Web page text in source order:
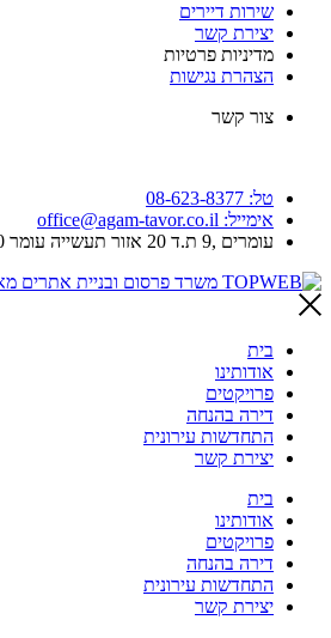
שירות דיירים
יצירת קשר
מדיניות פרטיות
הצהרת נגישות
צור קשר
טל: 08-623-8377
אימייל: office@agam-tavor.co.il
עומרים ,9 ת.ד 20 אזור תעשייה עומר 8496500
בית
אודותינו
פרויקטים
דירה בהנחה
התחדשות עירונית
יצירת קשר
בית
אודותינו
פרויקטים
דירה בהנחה
התחדשות עירונית
יצירת קשר